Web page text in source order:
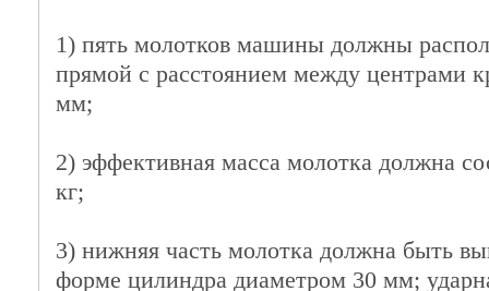
1) пять молотков машины должны
прямой с расстоянием между центрами
мм;
2) эффективная масса молотка должна
кг;
3) нижняя часть молотка должна быть
форме цилиндра диаметром 30 мм;